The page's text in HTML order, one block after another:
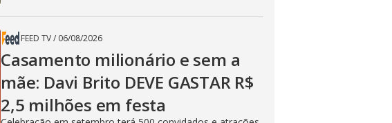
FEED TV/ 06/08/2026
Casamento milionário e sem a
mãe: Davi Brito DEVE GASTAR R$
2,5 milhões em festa